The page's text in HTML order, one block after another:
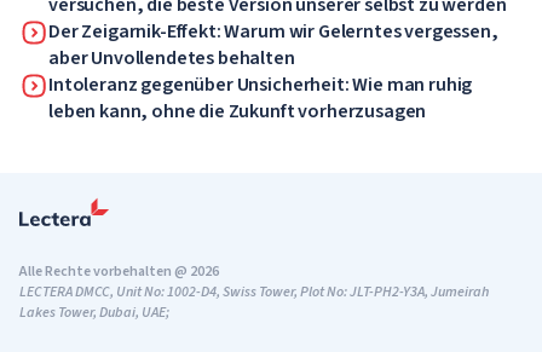
Der Zeigarnik-Effekt: Warum wir Gelerntes vergessen,
aber Unvollendetes behalten
Intoleranz gegenüber Unsicherheit: Wie man ruhig
leben kann, ohne die Zukunft vorherzusagen
Alle Rechte vorbehalten @ 2026
LECTERA DMCC, Unit No: 1002-D4, Swiss Tower, Plot No: JLT-PH2-Y3A, Jumeirah
Lakes Tower, Dubai, UAE;